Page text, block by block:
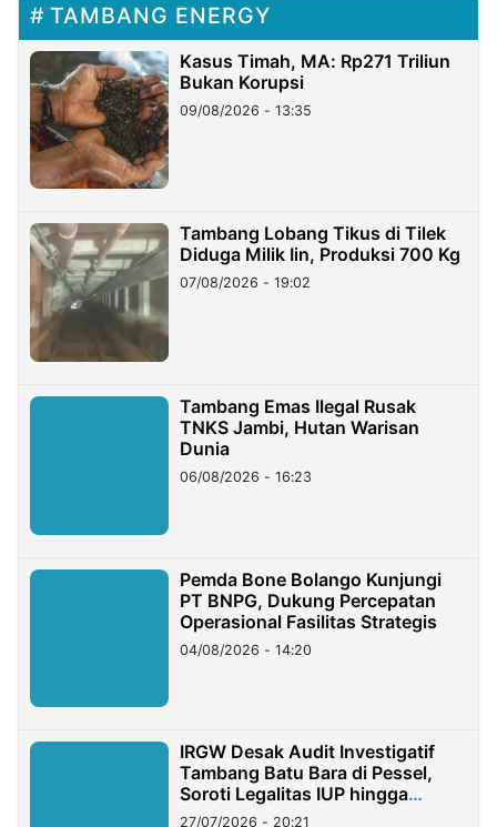
TAMBANG ENERGY
Kasus Timah, MA: Rp271 Triliun
Bukan Korupsi
09/08/2026 - 13:35
Tambang Lobang Tikus di Tilek
Diduga Milik Iin, Produksi 700 Kg
07/08/2026 - 19:02
Tambang Emas Ilegal Rusak
TNKS Jambi, Hutan Warisan
Dunia
06/08/2026 - 16:23
Pemda Bone Bolango Kunjungi
PT BNPG, Dukung Percepatan
Operasional Fasilitas Strategis
04/08/2026 - 14:20
IRGW Desak Audit Investigatif
Tambang Batu Bara di Pessel,
Soroti Legalitas IUP hingga
Stockpile
27/07/2026 - 20:21